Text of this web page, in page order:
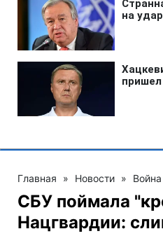
Главная » Новости »
СБУ поймала
Нацгвардии: